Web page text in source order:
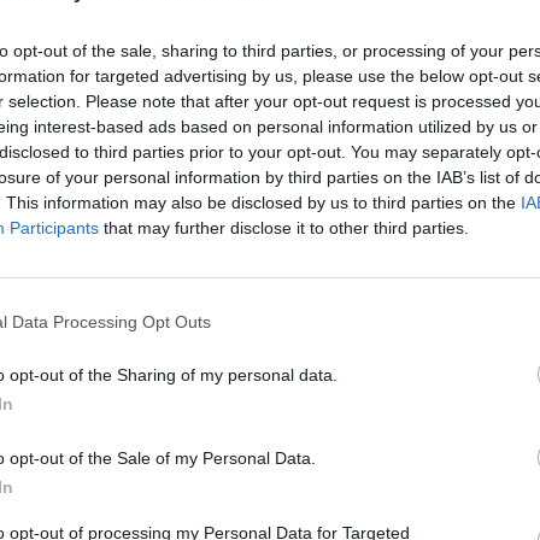
opt-out of the sale, sharing to third parties, or processing of your
for targeted advertising by us, please use the below opt-out
selection. Please note that after your opt-out request is processed
interest-based ads based on personal information utilized by us
to third parties prior to your opt-out. You may separately
of your personal information by third parties on the IAB’s list of
This information may also be disclosed by us to third parties on the
Participants that may further disclose it to other third parties.
Data Processing Opt Outs
opt-out of the Sharing of my personal data.
opt-out of the Sale of my Personal Data.
opt-out of processing my Personal Data for Targeted
sollicité, nous sommes très nombreux à avoir des
votre médecin reste le meilleur remède, il existe
parfois intenable rapidement et de chez vous.
divisées en trois zones :
de douze vertèbres thoraciques, et de vingt-
1.3k
1.3k
4